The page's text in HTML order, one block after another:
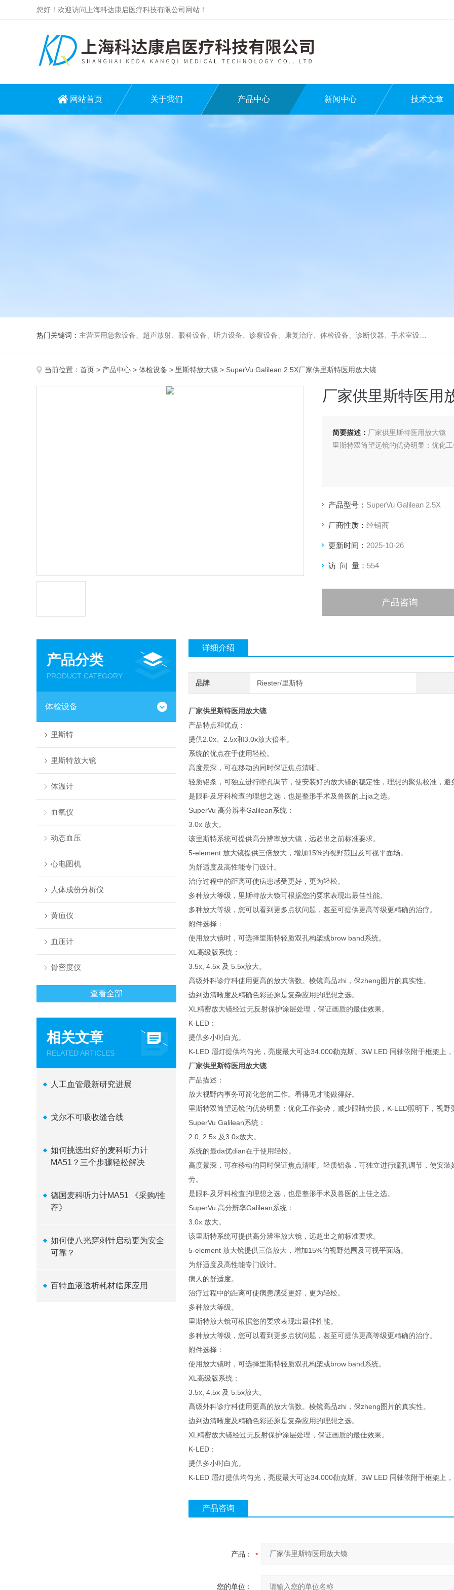
您好！欢迎访问上海科达康启医疗科技有限公司网站！
网站首页 关于我们 产品中心 新闻中心 技术文章
热门关键词： 主营医用急救设备、超声放射、眼科设备、听力设备、诊察设备、康复治疗、体检设备、诊断仪器、手术室设备急救室、监护设备诊疗室等医疗设备。
当前位置： 首页 > 产品中心 > 体检设备 > 里斯特放大镜 > SuperVu Galilean 2.5X厂家供里斯特医用放大镜
厂家供里斯特医用
简要描述： 厂家供里斯特医用放大镜
里斯特双筒望远镜的优势明显：优化
产品型号： SuperVu Galilean 2.5X
厂商性质： 经销商
更新时间： 2025-10-26
访 问 量： 554
产品咨询
产品分类
PRODUCT CATEGORY
体检设备
里斯特
里斯特放大镜
体温计
血氧仪
动态血压
心电图机
人体成份分析仪
黄疸仪
血压计
骨密度仪
查看全部
相关文章
RELATED ARTICLES
人工血管最新研究进展
戈尔不可吸收缝合线
如何挑选出好的麦科听力计
MA51？三个步骤轻松解决
德国麦科听力计MA51 《采购/推
荐》
如何使八光穿刺针启动更为安全
可靠？
百特血液透析耗材临床应用
详细介绍
品牌 Riester/里斯特
厂家供里斯特医用放大镜
产品特点和优点：
提供2.0x、2.5x和3.0x放大倍率。
系统的优点在于使用轻松。
高度景深，可在移动的同时保证焦点清晰。
轻质铝条，可独立进行瞳孔调节，使安装好的放大镜的稳定性，理想的聚焦校准，避
是眼科及牙科检查的理想之选，也是整形手术及兽医的上jia之选。
SuperVu 高分辨率Galilean系统：
3.0x 放大。
该里斯特系统可提供高分辨率放大镜，远超出之前标准要求。
5-element 放大镜提供三倍放大，增加15%的视野范围及可视平面场。
为舒适度及高性能专门设计。
治疗过程中的距离可使病患感受更好，更为轻松。
多种放大等级，里斯特放大镜可根据您的要求表现出最佳性能。
多种放大等级，您可以看到更多点状问题，甚至可提供更高等级更精确的治疗。
附件选择：
使用放大镜时，可选择里斯特轻质双孔构架或brow band系统。
XL高级版系统：
3.5x, 4.5x 及 5.5x放大。
高级外科诊疗科使用更高的放大倍数。棱镜高品zhi，保zheng图片的真实性。
边到边清晰度及精确色彩还原是复杂应用的理想之选。
XL精密放大镜经过无反射保护涂层处理，保证画质的最佳效果。
K-LED：
提供多小时白光。
K-LED 眉灯提供均匀光，亮度最大可达34.000勒克斯。3W LED 同轴依附于框架上
厂家供里斯特医用放大镜
产品描述：
放大视野内事务可简化您的工作。看得见才能做得好。
里斯特双筒望远镜的优势明显：优化工作姿势，减少眼睛劳损，K-LED照明下，视野
SuperVu Galilean系统：
2.0, 2.5x 及3.0x放大。
系统的最da优dian在于使用轻松。
高度景深，可在移动的同时保证焦点清晰。轻质铝条，可独立进行瞳孔调节，使安
劳。
是眼科及牙科检查的理想之选，也是整形手术及兽医的上佳之选。
SuperVu 高分辨率Galilean系统：
3.0x 放大。
该里斯特系统可提供高分辨率放大镜，远超出之前标准要求。
5-element 放大镜提供三倍放大，增加15%的视野范围及可视平面场。
为舒适度及高性能专门设计。
病人的舒适度。
治疗过程中的距离可使病患感受更好，更为轻松。
多种放大等级。
里斯特放大镜可根据您的要求表现出最佳性能。
多种放大等级，您可以看到更多点状问题，甚至可提供更高等级更精确的治疗。
附件选择：
使用放大镜时，可选择里斯特轻质双孔构架或brow band系统。
XL高级版系统：
3.5x, 4.5x 及 5.5x放大。
高级外科诊疗科使用更高的放大倍数。棱镜高品zhi，保zheng图片的真实性。
边到边清晰度及精确色彩还原是复杂应用的理想之选。
XL精密放大镜经过无反射保护涂层处理，保证画质的最佳效果。
K-LED：
提供多小时白光。
K-LED 眉灯提供均匀光，亮度最大可达34.000勒克斯。3W LED 同轴依附于框架上
产品咨询
产品：
您的单位：